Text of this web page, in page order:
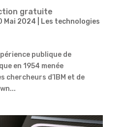
gratuite
Mai 2024
Les technologies
publique de
en 1954 menée
chercheurs d’IBM et de